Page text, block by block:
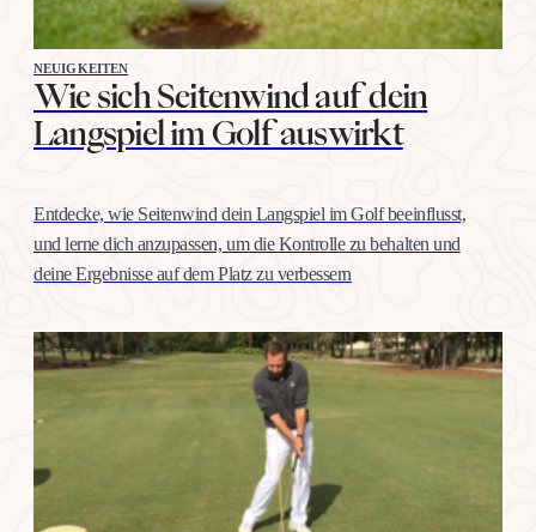
NEUIGKEITEN
Wie sich Seitenwind auf dein
Langspiel im Golf auswirkt
Entdecke, wie Seitenwind dein Langspiel im Golf beeinflusst,
und lerne dich anzupassen, um die Kontrolle zu behalten und
deine Ergebnisse auf dem Platz zu verbessern